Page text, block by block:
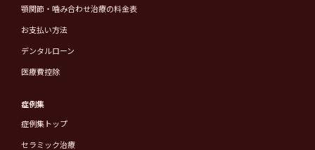
顎関節・噛み合わせ治療の料金表
お支払い方法
デンタルローン
医療費控除
症例集
症例集トップ
セラミック治療